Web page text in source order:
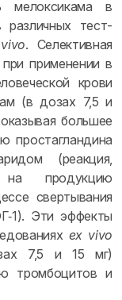
мелоксикама в
тест-
vivo. Селективная
применении в
крови
(в дозах 7,5 и
большее
простагландина
(реакция,
продукцию
свертывания
Эти эффекты
ex vivo
7,5 и 15 мг)
тромбоцитов и